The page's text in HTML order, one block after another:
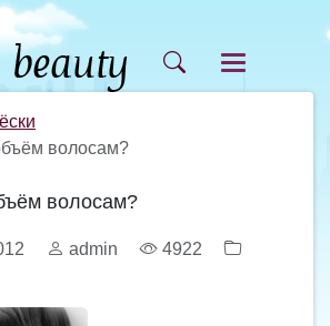
волосам?
волосам?
admin
4922